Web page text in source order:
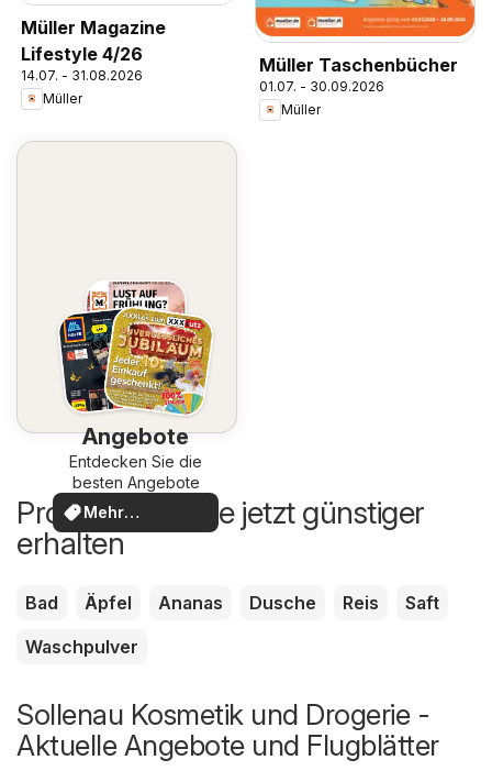
Müller Magazine
Lifestyle 4/26
14.07. - 31.08.2026
Müller
Müller Taschenbücher
01.07. - 30.09.2026
Müller
Angebote
Entdecken Sie die
besten Angebote
Mehr
entdecken
Produkte, die Sie jetzt günstiger
erhalten
Bad Äpfel Ananas Dusche Reis
Saft
Waschpulver
Sollenau Kosmetik und Drogerie -
Aktuelle Angebote und Flugblätter